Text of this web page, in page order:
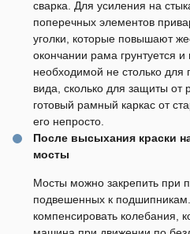
сварка. Для усиления на
поперечных элементов
уголки, которые повышают
окончании рама грунтуется и
необходимой не столько для
вида, сколько для защиты от
готовый рамный каркас от
его непросто.
После высыхания краски
мосты
Мосты можно закрепить при
подвешенных к
компенсировать колебания,